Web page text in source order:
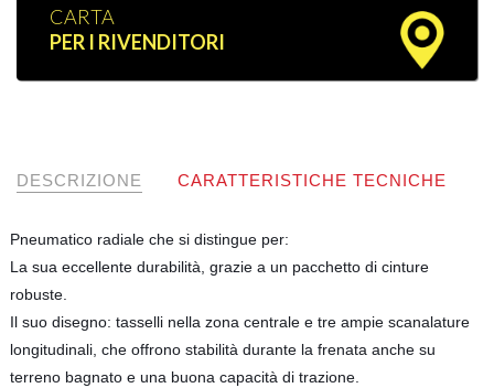
CARTA
PER I RIVENDITORI
DESCRIZIONE CARATTERISTICHE TECNICHE
Pneumatico radiale che si distingue per:
La sua eccellente durabilità, grazie a un pacchetto di cinture
robuste.
Il suo disegno: tasselli nella zona centrale e tre ampie scanalature
longitudinali, che offrono stabilità durante la frenata anche su
terreno bagnato e una buona capacità di trazione.